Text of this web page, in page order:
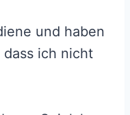
und haben
ich nicht